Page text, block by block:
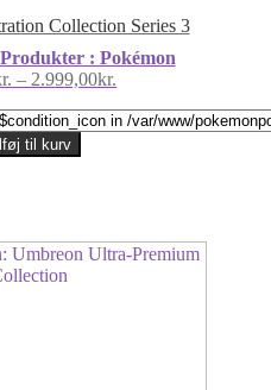
Collection Series 3
: Pokémon
– 2.999,00kr.
til
til kurv